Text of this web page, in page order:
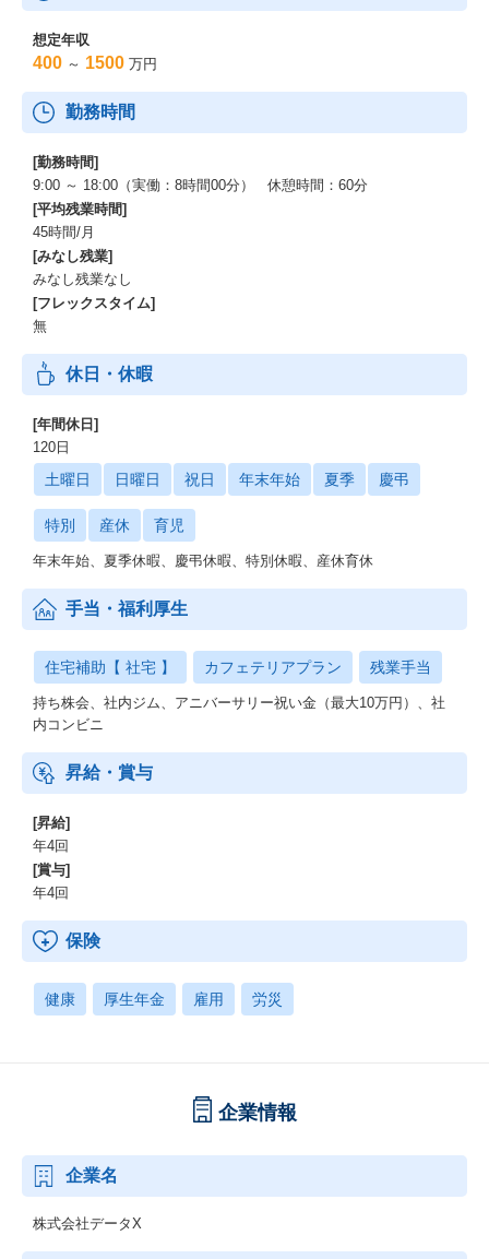
想定年収
400 ～ 1500 万円
勤務時間
[勤務時間]
9:00 ～ 18:00（実働：8時間00分） 休憩時間：60分
[平均残業時間]
45時間/月
[みなし残業]
みなし残業なし
[フレックスタイム]
無
休日・休暇
[年間休日]
120日
土曜日 日曜日 祝日 年末年始 夏季 慶弔
特別 産休 育児
年末年始、夏季休暇、慶弔休暇、特別休暇、産休育休
手当・福利厚生
住宅補助【 社宅 】 カフェテリアプラン 残業手当
持ち株会、社内ジム、アニバーサリー祝い金（最大10万円）、社
内コンビニ
昇給・賞与
[昇給]
年4回
[賞与]
年4回
保険
健康 厚生年金 雇用 労災
企業情報
企業名
株式会社データX